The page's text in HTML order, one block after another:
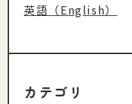
英語（English）
カテゴリ